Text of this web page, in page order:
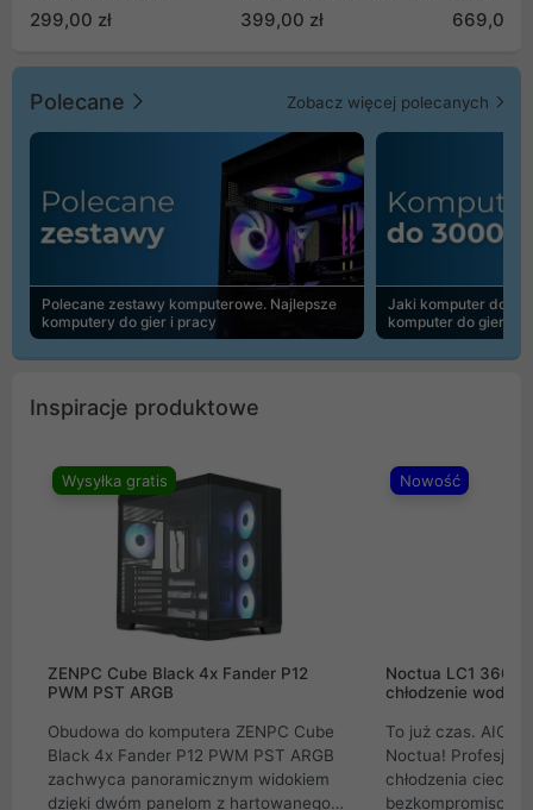
299,00 zł 399,00 zł 669,00
Polecane Zobacz więcej polecanych
Polecane zestawy komputerowe. Najlepsze
komputery do gier i pracy
Jaki komputer do
komputer do gier |
Inspiracje produktowe
Wysyłka gratis
ZENPC Cube Black 4x Fander P12
PWM PST ARGB
Obudowa do komputera ZENPC Cube
Black 4x Fander P12 PWM PST ARGB
zachwyca panoramicznym widokiem
dzięki dwóm panelom z hartowanego
Nowość
Noctua LC1
chłodzenie wodne
To już czas. AIO
Noctua!
chłodzenia cieczą